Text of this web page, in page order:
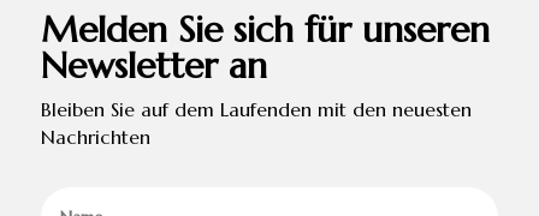
Melden Sie sich für unseren
Newsletter an
Bleiben Sie auf dem Laufenden mit den neuesten
Nachrichten